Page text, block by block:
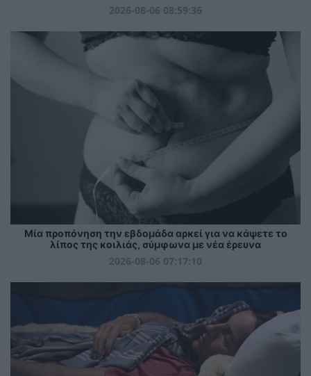
2026-08-06 08:59:36
Μία προπόνηση την εβδομάδα αρκεί για να κάψετε το
λίπος της κοιλιάς, σύμφωνα με νέα έρευνα
2026-08-06 07:17:10